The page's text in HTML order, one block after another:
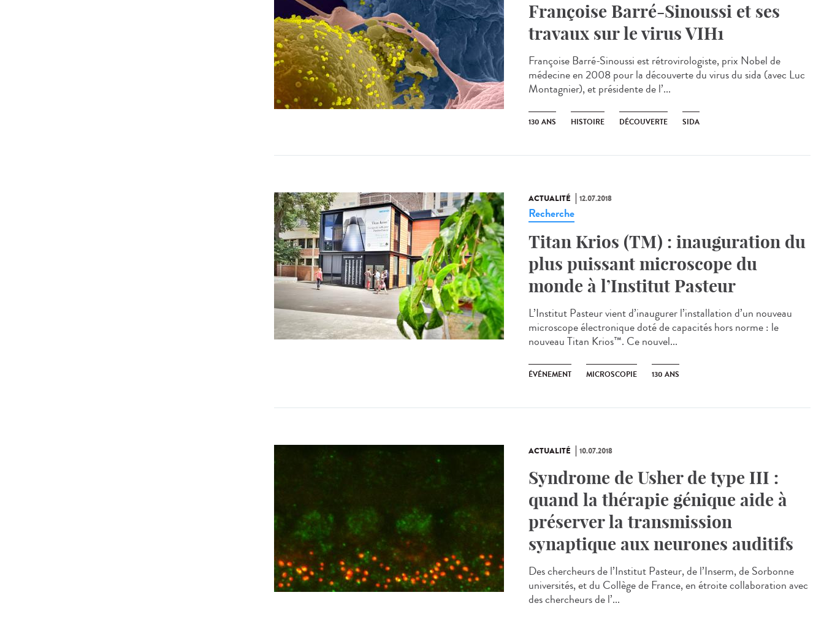
Françoise Barré-Sinoussi et ses
travaux sur le virus VIH1
Françoise Barré-Sinoussi est rétrovirologiste, prix Nobel de
médecine en 2008 pour la découverte du virus du sida (avec Luc
Montagnier), et présidente de l’...
130 ANS HISTOIRE DÉCOUVERTE SIDA
ACTUALITÉ 12.07.2018
Recherche
Titan Krios (TM) : inauguration du
plus puissant microscope du
monde à l’Institut Pasteur
L’Institut Pasteur vient d’inaugurer l’installation d’un nouveau
microscope électronique doté de capacités hors norme : le
nouveau Titan Krios™. Ce nouvel...
ÉVÉNEMENT MICROSCOPIE 130 ANS
ACTUALITÉ 10.07.2018
Syndrome de Usher de type III :
quand la thérapie génique aide à
préserver la transmission
synaptique aux neurones auditifs
Des chercheurs de l’Institut Pasteur, de l’Inserm, de Sorbonne
universités, et du Collège de France, en étroite collaboration avec
des chercheurs de l’...